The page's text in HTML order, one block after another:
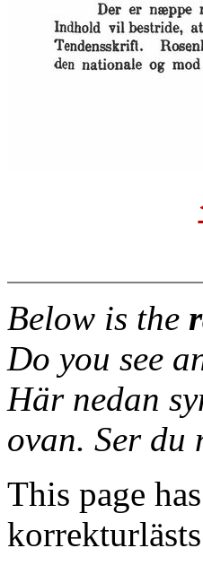
Below is the
Do you see
Här nedan
ovan. Ser du
This page has